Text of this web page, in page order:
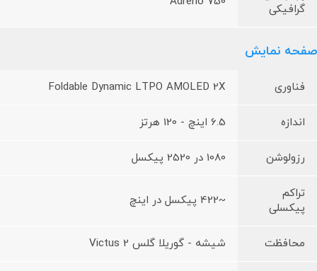
گرافیکی
صفحه نمایش
فناوری Foldable Dynamic LTPO AMOLED 2X
اندازه 6.5 اینچ - 120 هرتز
رزولوشن 1080 در 2520 پیکسل
تراکم
پیکسلی
~422 پیکسل در اینچ
محافظت شیشه - گوریلا گلس Victus 2